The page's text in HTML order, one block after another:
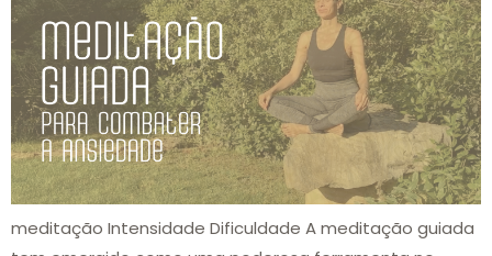
meditação Intensidade Dificuldade A meditação guiada